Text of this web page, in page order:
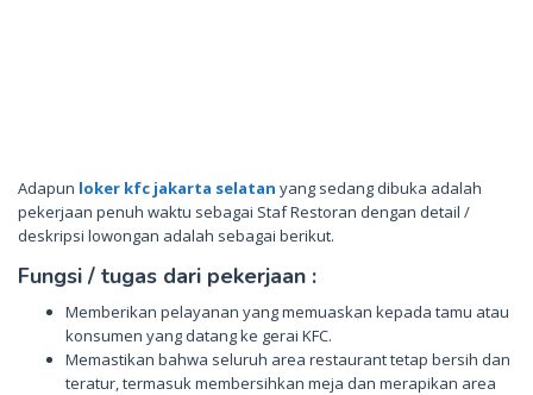
Adapun loker kfc jakarta selatan yang sedang dibuka adalah
pekerjaan penuh waktu sebagai Staf Restoran dengan detail /
deskripsi lowongan adalah sebagai berikut.
Fungsi / tugas dari pekerjaan :
Memberikan pelayanan yang memuaskan kepada tamu atau
konsumen yang datang ke gerai KFC.
Memastikan bahwa seluruh area restaurant tetap bersih dan
teratur, termasuk membersihkan meja dan merapikan area